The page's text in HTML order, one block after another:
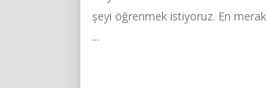
şeyi öğrenmek istiyoruz. En merak
...